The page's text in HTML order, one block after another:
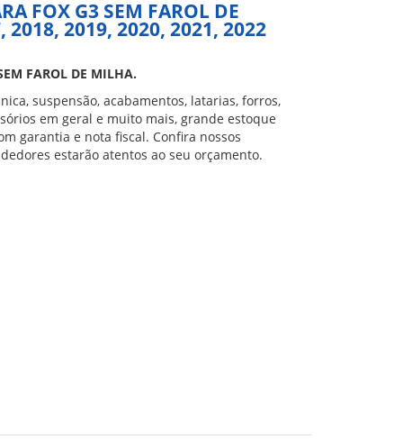
FOX G3 SEM FAROL DE
2019, 2020, 2021, 2022
FAROL DE MILHA.
suspensão, acabamentos, latarias, forros,
em geral e muito mais, grande estoque
garantia e nota fiscal. Confira nossos
estarão atentos ao seu orçamento.